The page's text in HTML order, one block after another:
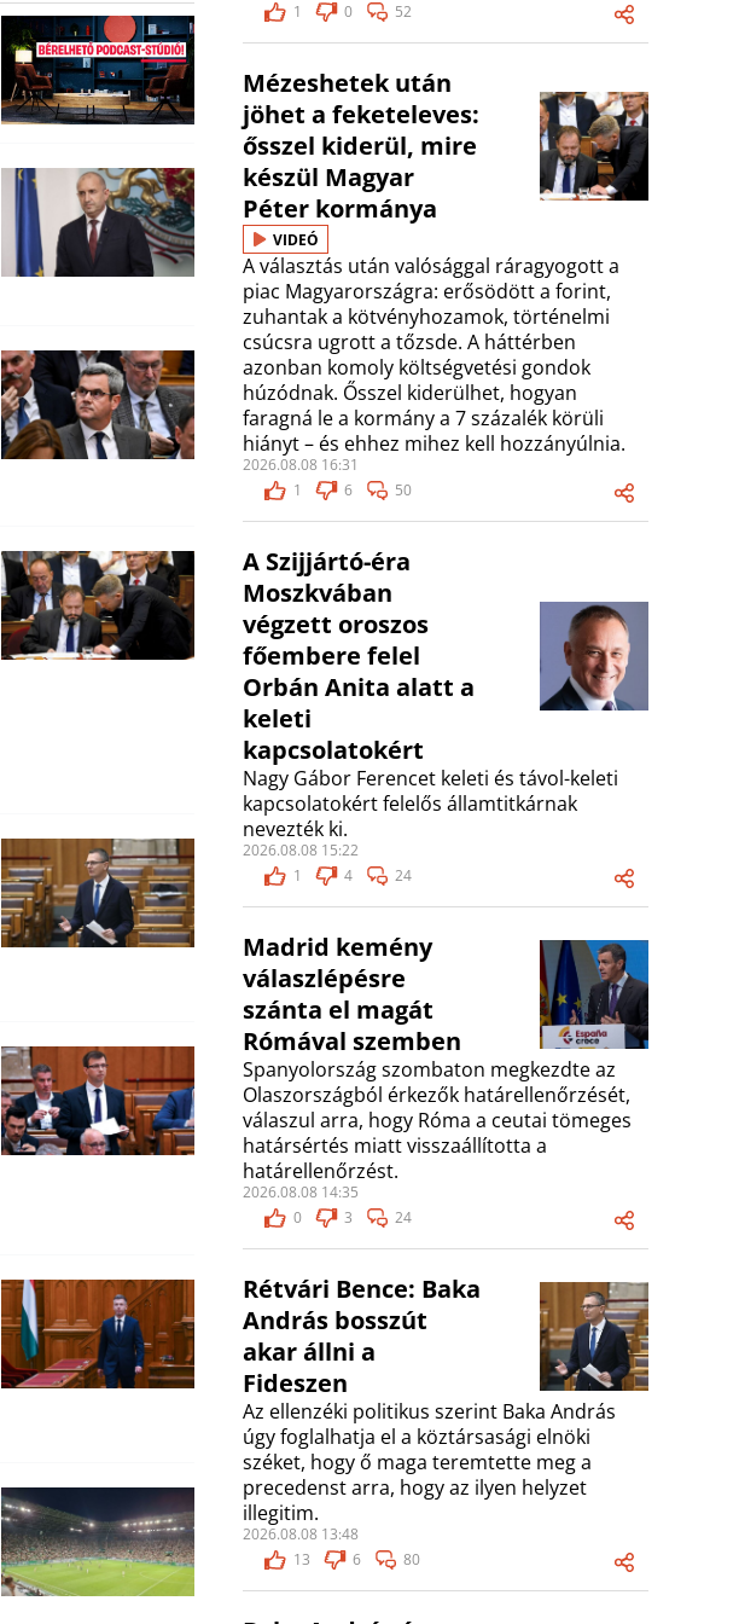
1
0 52
Mézeshetek után
jöhet a feketeleves:
ősszel kiderül, mire
készül Magyar
Péter kormánya
VIDEÓ
A választás után valósággal ráragyogott a
piac Magyarországra: erősödött a forint,
zuhantak a kötvényhozamok, történelmi
csúcsra ugrott a tőzsde. A háttérben
azonban komoly költségvetési gondok
húzódnak. Ősszel kiderülhet, hogyan
faragná le a kormány a 7 százalék körüli
hiányt – és ehhez mihez kell hozzányúlnia.
2026.08.08 16:31
1
6 50
A Szijjártó-éra
Moszkvában
végzett oroszos
főembere felel
Orbán Anita alatt a
keleti
kapcsolatokért
Nagy Gábor Ferencet keleti és távol-keleti
kapcsolatokért felelős államtitkárnak
nevezték ki.
2026.08.08 15:22
1
4 24
Madrid kemény
válaszlépésre
szánta el magát
Rómával szemben
Spanyolország szombaton megkezdte az
Olaszországból érkezők határellenőrzését,
válaszul arra, hogy Róma a ceutai tömeges
határsértés miatt visszaállította a
határellenőrzést.
2026.08.08 14:35
0
3 24
Rétvári Bence: Baka
András bosszút
akar állni a
Fideszen
Az ellenzéki politikus szerint Baka András
úgy foglalhatja el a köztársasági elnöki
széket, hogy ő maga teremtette meg a
precedenst arra, hogy az ilyen helyzet
illegitim.
2026.08.08 13:48
13
6 80